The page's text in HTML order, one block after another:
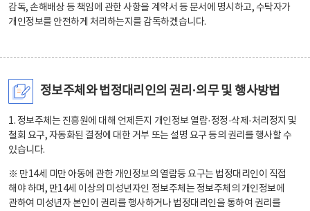
감독, 손해배상 등 책임에 관한 사항을 계약서 등 문서에 명시하고, 수탁자가
개인정보를 안전하게 처리하는지를 감독하겠습니다.
정보주체와 법정대리인의 권리·의무 및 행사방법
1. 정보주체는 진흥원에 대해 언제든지 개인정보 열람·정정·삭제·처리정지 및
철회 요구, 자동화된 결정에 대한 거부 또는 설명 요구 등의 권리를 행사할 수
있습니다.
※ 만14세 미만 아동에 관한 개인정보의 열람등 요구는 법정대리인이 직접
해야 하며, 만14세 이상의 미성년자인 정보주체는 정보주체의 개인정보에
관하여 미성년자 본인이 권리를 행사하거나 법정대리인을 통하여 권리를